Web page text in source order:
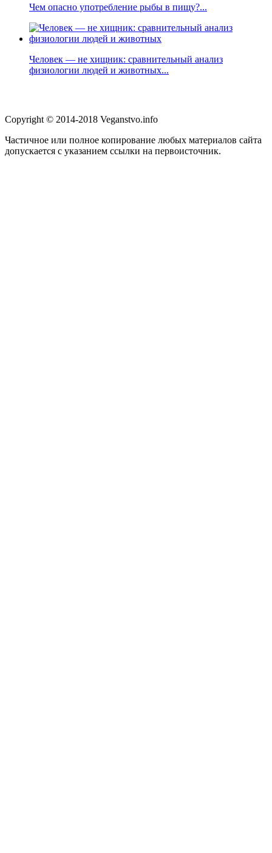
Чем опасно употребление рыбы в пищу?...
Человек — не хищник: сравнительный анализ
физиологии людей и животных...
Copyright © 2014-2018 Veganstvo.info
Частичное или полное копирование любых материалов сайта
допускается с указанием ссылки на первоисточник.